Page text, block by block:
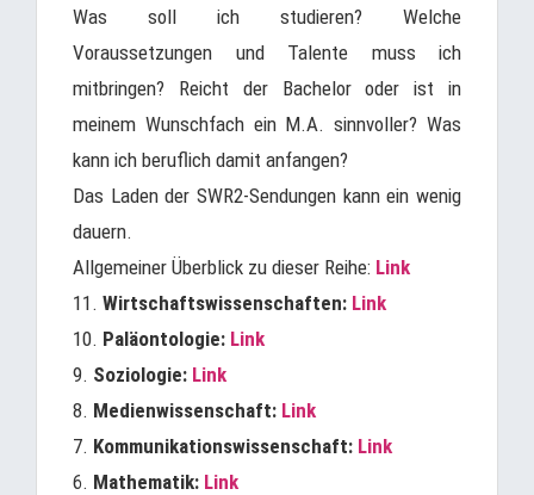
Was soll ich studieren? Welche
Voraussetzungen und Talente muss ich
mitbringen? Reicht der Bachelor oder ist in
meinem Wunschfach ein M.A. sinnvoller? Was
kann ich beruflich damit anfangen?
Das Laden der SWR2-Sendungen kann ein wenig
dauern.
Allgemeiner Überblick zu dieser Reihe: Link
11. Wirtschaftswissenschaften: Link
10. Paläontologie: Link
9. Soziologie: Link
8. Medienwissenschaft: Link
7. Kommunikationswissenschaft: Link
6. Mathematik: Link